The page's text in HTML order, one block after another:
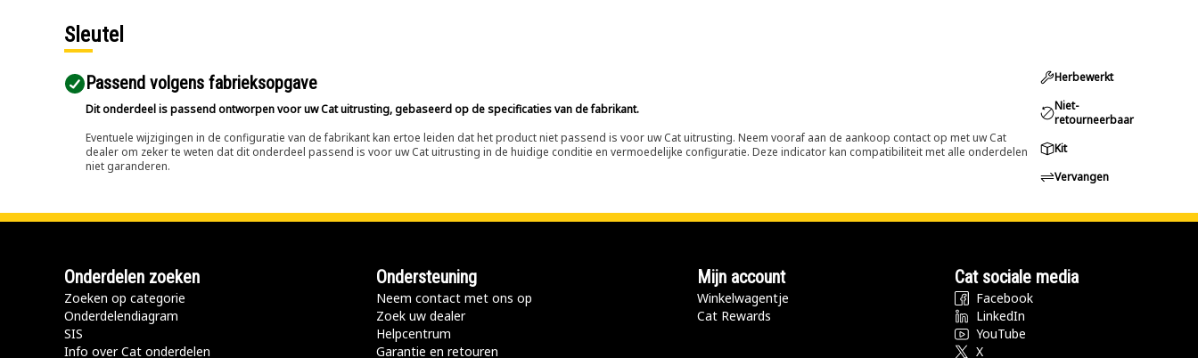
Sleutel
Passend volgens fabrieksopgave
Dit onderdeel is passend ontworpen voor uw Cat uitrusting, gebaseerd op de specificaties van de fabrikant.
Eventuele wijzigingen in de configuratie van de fabrikant kan ertoe leiden dat het product niet passend is voor uw Cat uitrusting. Neem vooraf aan de aankoop contact op met uw Cat
dealer om zeker te weten dat dit onderdeel passend is voor uw Cat uitrusting in de huidige conditie en vermoedelijke configuratie. Deze indicator kan compatibiliteit met alle onderdelen
niet garanderen.
Herbewerkt
Niet-
retourneerbaar
Kit
Vervangen
Onderdelen zoeken
Zoeken op categorie
Onderdelendiagram
SIS
Info over Cat onderdelen
Ondersteuning
Neem contact met ons op
Zoek uw dealer
Helpcentrum
Garantie en retouren
Mijn account
Winkelwagentje
Cat Rewards
Cat sociale media
Facebook
LinkedIn
YouTube
X